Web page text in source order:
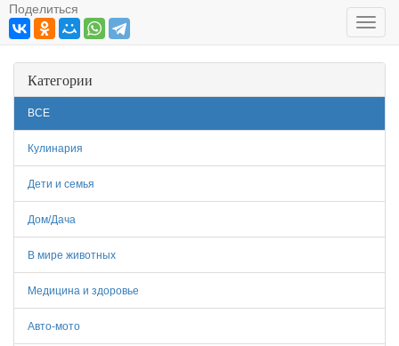
Поделиться
Категории
ВСЕ
Кулинария
Дети и семья
Дом/Дача
В мире животных
Медицина и здоровье
Авто-мото